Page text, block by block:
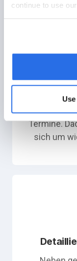
continue to use our
Ihre
Termine.
sich um